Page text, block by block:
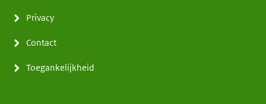
Privacy
Contact
Toegankelijkheid